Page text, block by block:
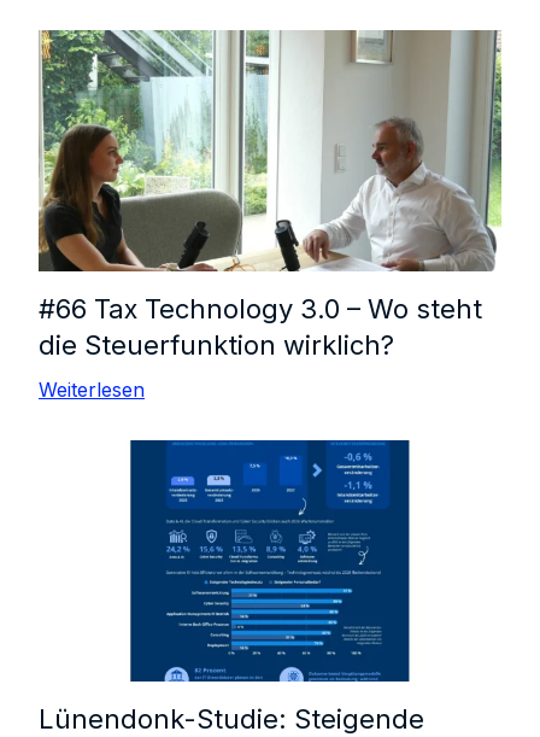
#66 Tax Technology 3.0 – Wo steht
die Steuerfunktion wirklich?
Weiterlesen
Lünendonk-Studie: Steigende